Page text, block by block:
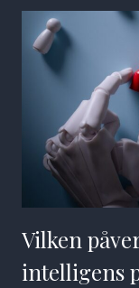
Vilken
intelligens